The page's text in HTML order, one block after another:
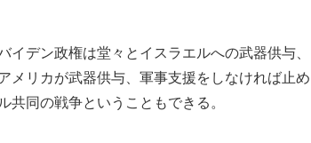
デン政権は堂々とイスラエルへの武器供与、
メリカが武器供与、軍事支援をしなければ止め
共同の戦争ということもできる。